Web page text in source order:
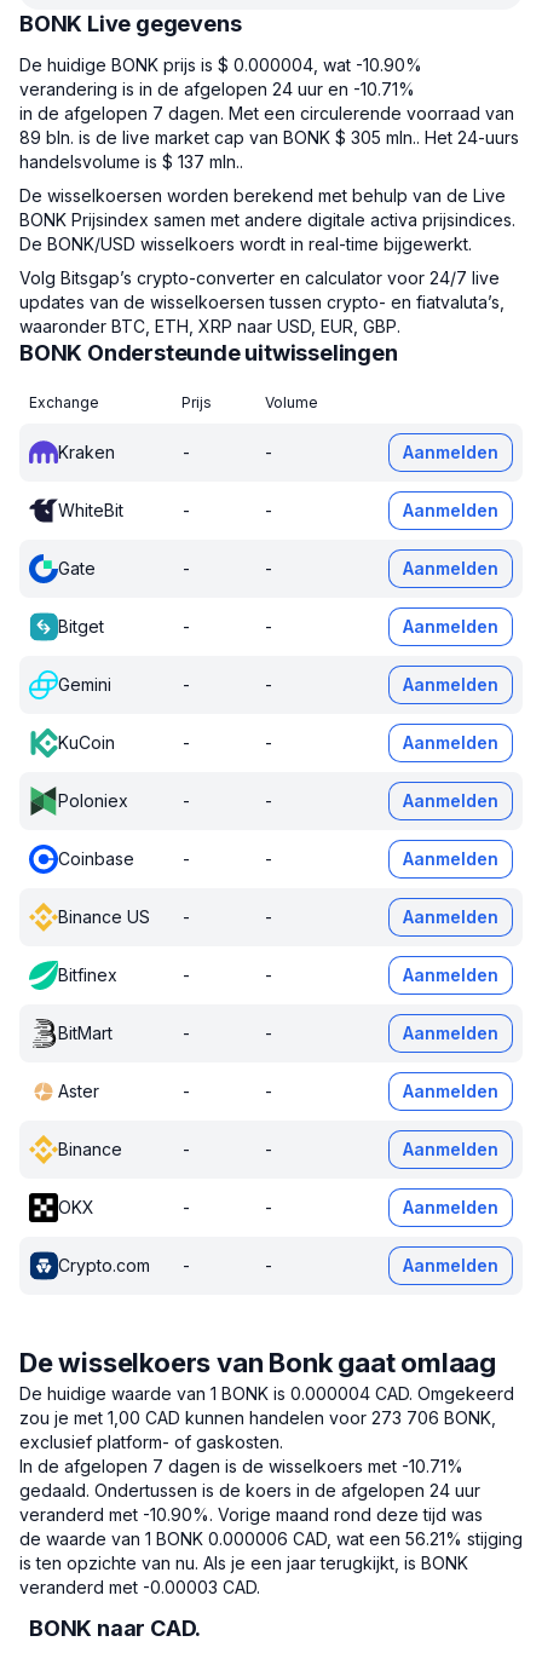
BONK Live gegevens
De huidige BONK prijs is $ 0.000004, wat -10.90%
verandering is in de afgelopen 24 uur en -10.71%
in de afgelopen 7 dagen. Met een circulerende voorraad van
89 bln. is de live market cap van BONK $ 305 mln.. Het 24-uurs
handelsvolume is $ 137 mln..
De wisselkoersen worden berekend met behulp van de Live
BONK Prijsindex samen met andere digitale activa prijsindices.
De BONK/USD wisselkoers wordt in real-time bijgewerkt.
Volg Bitsgap’s crypto-converter en calculator voor 24/7 live
updates van de wisselkoersen tussen crypto- en fiatvaluta’s,
waaronder BTC, ETH, XRP naar USD, EUR, GBP.
BONK Ondersteunde uitwisselingen
Exchange Prijs Volume
Kraken - - Aanmelden
WhiteBit - - Aanmelden
Gate - - Aanmelden
Bitget - - Aanmelden
Gemini - - Aanmelden
KuCoin - - Aanmelden
Poloniex - - Aanmelden
Coinbase - - Aanmelden
Binance US - - Aanmelden
Bitfinex - - Aanmelden
BitMart - - Aanmelden
Aster - - Aanmelden
Binance - - Aanmelden
OKX - - Aanmelden
Crypto.com - - Aanmelden
De wisselkoers van Bonk gaat omlaag
De huidige waarde van 1 BONK is 0.000004 CAD. Omgekeerd
zou je met 1,00 CAD kunnen handelen voor 273 706 BONK,
exclusief platform- of gaskosten.
In de afgelopen 7 dagen is de wisselkoers met -10.71%
gedaald. Ondertussen is de koers in de afgelopen 24 uur
veranderd met -10.90%. Vorige maand rond deze tijd was
de waarde van 1 BONK 0.000006 CAD, wat een 56.21% stijging
is ten opzichte van nu. Als je een jaar terugkijkt, is BONK
veranderd met -0.00003 CAD.
BONK naar CAD.